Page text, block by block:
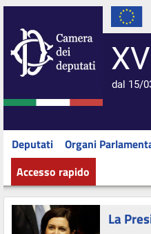
dal 15/
Deputati Organi
Accesso rapido
La